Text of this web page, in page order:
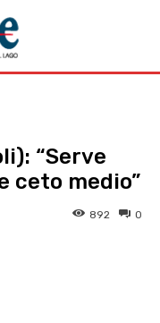
“Serve
ceto medio”
0
892